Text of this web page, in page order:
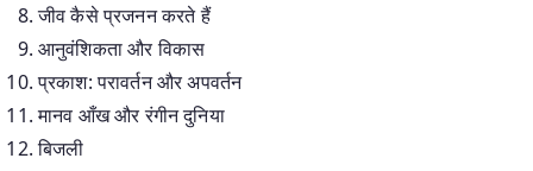
जीव कैसे प्रजनन करते हैं
आनुवंशिकता और विकास
प्रकाश: परावर्तन और अपवर्तन
मानव आँख और रंगीन दुनिया
बिजली